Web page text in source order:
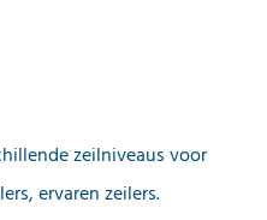
zeilniveaus voor
ervaren zeilers.